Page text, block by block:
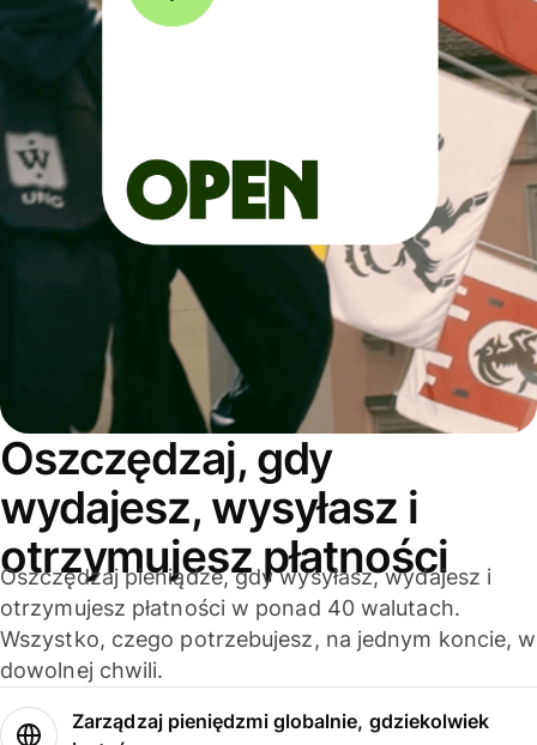
Oszczędzaj, gdy
wydajesz, wysyłasz i
otrzymujesz płatności
Oszczędzaj pieniądze, gdy wysyłasz, wydajesz i
otrzymujesz płatności w ponad 40 walutach.
Wszystko, czego potrzebujesz, na jednym koncie, w
dowolnej chwili.
Zarządzaj pieniędzmi globalnie, gdziekolwiek